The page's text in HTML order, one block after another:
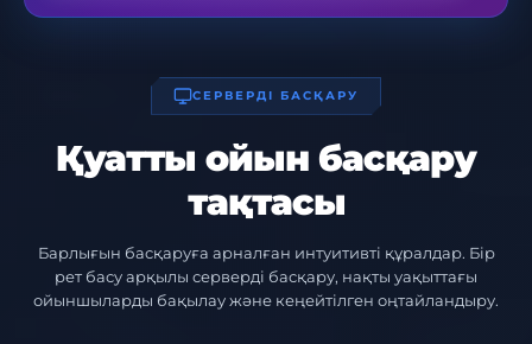
СЕРВЕРДІ БАСҚАРУ
Қуатты ойын басқару
тақтасы
Барлығын басқаруға арналған интуитивті құралдар. Бір
рет басу арқылы серверді басқару, нақты уақыттағы
ойыншыларды бақылау және кеңейтілген оңтайландыру.